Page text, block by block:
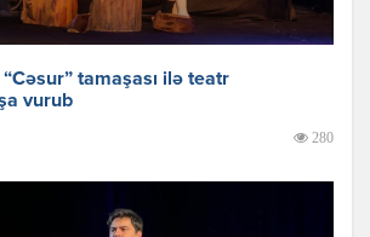
“Cəsur” tamaşası ilə teatr
vurub
280